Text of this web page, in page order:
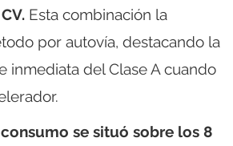
Esta combinación la
por autovía, destacando la
inmediata del Clase A cuando
se situó sobre los 8